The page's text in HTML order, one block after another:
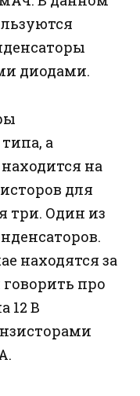
диодами.
а
на
для
три. Один из
находятся за
про
12 В